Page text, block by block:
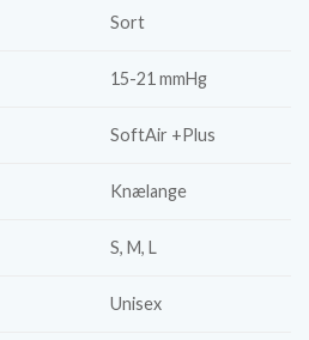
Sort
15-21 mmHg
SoftAir +Plus
Knælange
S, M, L
Unisex